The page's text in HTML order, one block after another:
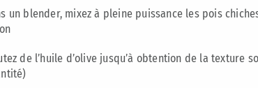
un blender, mixez à pleine puissance les pois
de l’huile d’olive jusqu’à obtention de la texture